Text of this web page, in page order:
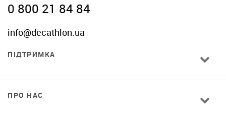
0 800 21 84 84
info@decathlon.ua
ПІДТРИМКА
ПРО НАС